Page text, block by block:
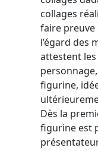
collages
faire preuve
l’égard des
attestent
figurine,
Dès la
figurine est